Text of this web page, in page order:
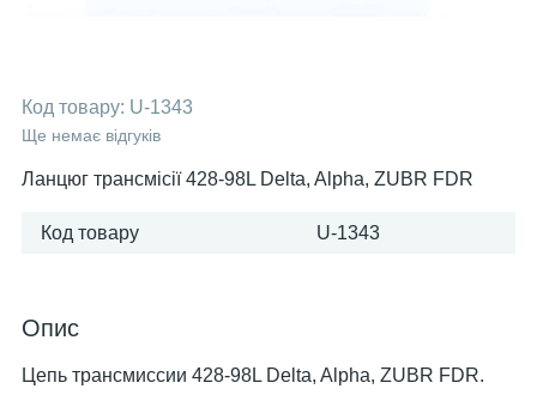
Код товару: U-1343
Ще немає відгуків
Ланцюг трансмісії 428-98L Delta, Alpha, ZUBR FDR
Код товару U-1343
Опис
Цепь трансмиссии 428-98L Delta, Alpha, ZUBR FDR.